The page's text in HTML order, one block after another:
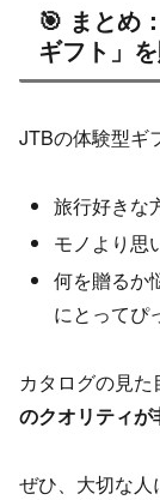
🎯 まとめ
ギフト」
JTBの体験型ギ
旅行好きな
モノより思
何を贈るか
にとってぴ
カタログの見た
のクオリティが
ぜひ、大切な